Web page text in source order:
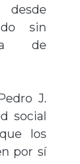
sin
de
J.
social
los
por sí